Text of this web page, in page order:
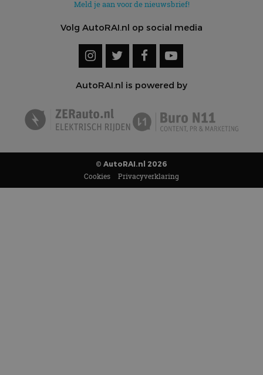
Meld je aan voor de nieuwsbrief!
Volg AutoRAI.nl op social media
AutoRAI.nl is powered by
© AutoRAI.nl 2026
Cookies Privacyverklaring